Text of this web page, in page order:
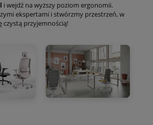
i wejdź na wyższy poziom ergonomii.
ekspertami i stwórzmy przestrzeń, w
czystą przyjemnością!